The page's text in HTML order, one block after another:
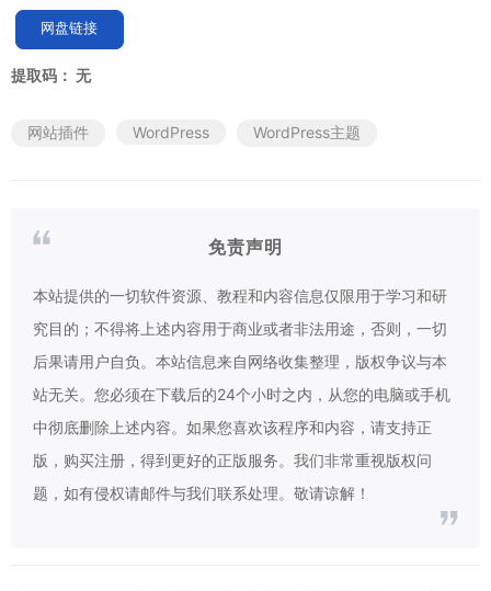
网盘链接
提取码： 无
网站插件 WordPress WordPress主题
免责声明
本站提供的一切软件资源、教程和内容信息仅限用于学习和研
究目的；不得将上述内容用于商业或者非法用途，否则，一切
后果请用户自负。本站信息来自网络收集整理，版权争议与本
站无关。您必须在下载后的24个小时之内，从您的电脑或手机
中彻底删除上述内容。如果您喜欢该程序和内容，请支持正
版，购买注册，得到更好的正版服务。我们非常重视版权问
题，如有侵权请邮件与我们联系处理。敬请谅解！